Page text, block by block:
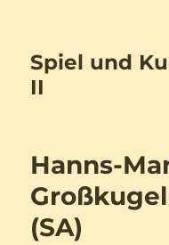
Spiel und
II
Hanns-
(SA)